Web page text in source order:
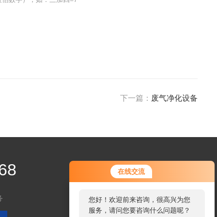
在线交流
您好！欢迎前来咨询，很高兴为您
服务，请问您要咨询什么问题呢？
下一篇： 废气净化设备
扫码加微信